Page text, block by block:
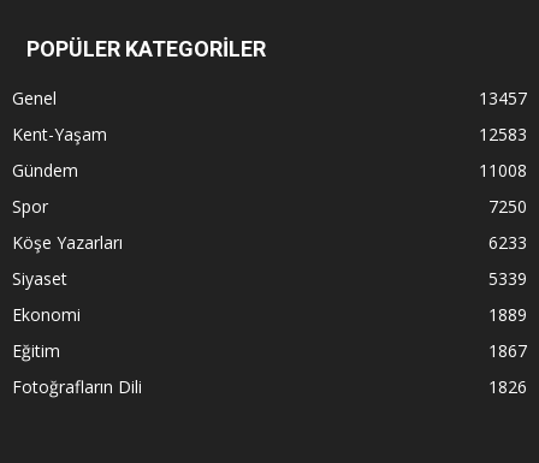
POPÜLER KATEGORİLER
Genel
13457
Kent-Yaşam
12583
Gündem
11008
Spor
7250
Köşe Yazarları
6233
Siyaset
5339
Ekonomi
1889
Eğitim
1867
Fotoğrafların Dili
1826